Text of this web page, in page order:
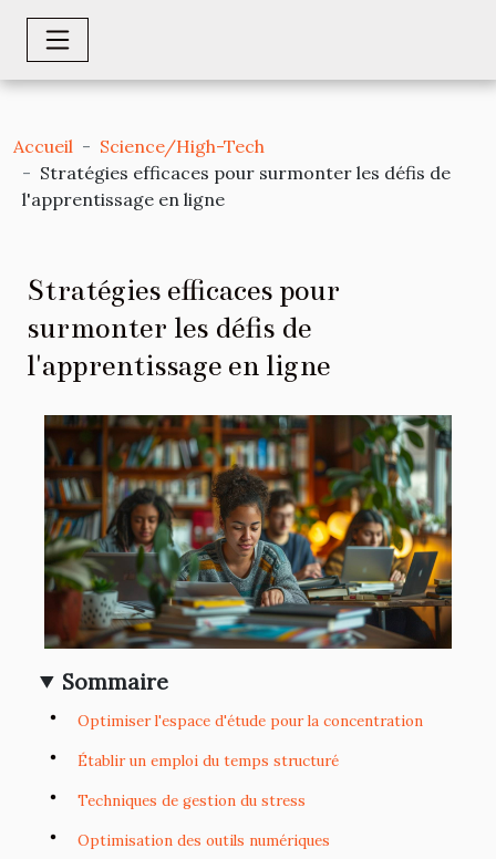
Accueil
Science/High-Tech
Stratégies efficaces pour surmonter les défis de
l'apprentissage en ligne
Stratégies efficaces pour
surmonter les défis de
l'apprentissage en ligne
Sommaire
Optimiser l'espace d'étude pour la concentration
Établir un emploi du temps structuré
Techniques de gestion du stress
Optimisation des outils numériques